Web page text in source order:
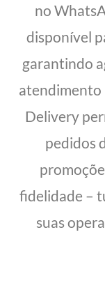
no
disponível
garantindo
atendimento
Delivery
pedidos
fidelidade –
suas